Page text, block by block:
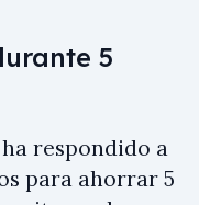
5
respondido a
para ahorrar 5